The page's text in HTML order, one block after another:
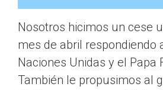
Nosotros hicimos un cese
mes de abril respondiendo
Naciones Unidas y el Papa
También le propusimos al